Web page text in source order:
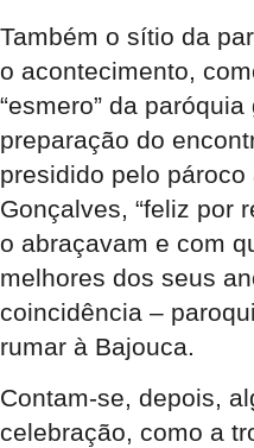
Também o sítio da
o acontecimento,
“esmero” da
preparação do
presidido pelo
Gonçalves, “feliz por
o abraçavam e com
melhores dos seus
coincidência –
rumar à Bajouca.
Contam-se, depois,
celebração, como a